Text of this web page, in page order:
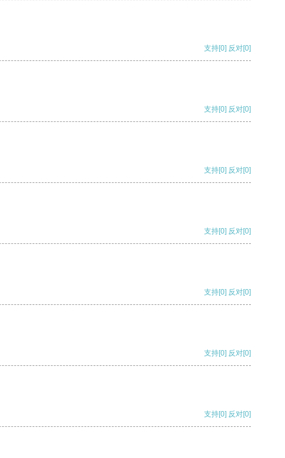
支持[0] 反对[0]
支持[0] 反对[0]
支持[0] 反对[0]
支持[0] 反对[0]
支持[0] 反对[0]
支持[0] 反对[0]
支持[0] 反对[0]